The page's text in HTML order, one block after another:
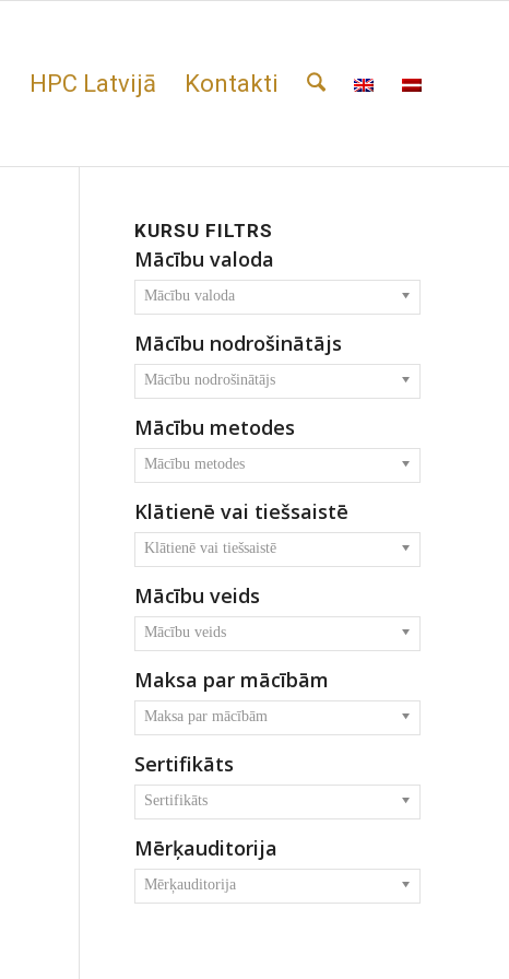
HPC Latvijā Kontakti
KURSU FILTRS
Mācību valoda
Mācību valoda
Mācību nodrošinātājs
Mācību nodrošinātājs
Mācību metodes
Mācību metodes
Klātienē vai tiešsaistē
Klātienē vai tiešsaistē
Mācību veids
Mācību veids
Maksa par mācībām
Maksa par mācībām
Sertifikāts
Sertifikāts
Mērķauditorija
Mērķauditorija